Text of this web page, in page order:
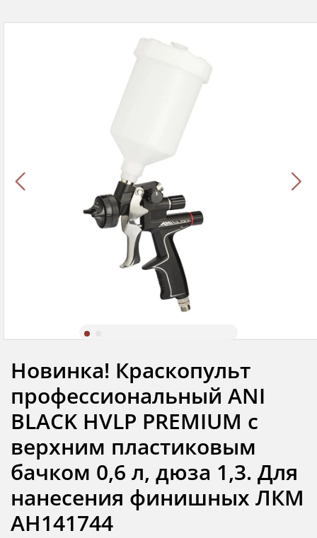
Новинка! Краскопульт
профессиональный ANI
BLACK HVLP PREMIUM с
верхним пластиковым
бачком 0,6 л, дюза 1,3. Для
нанесения финишных ЛКМ
AH141744